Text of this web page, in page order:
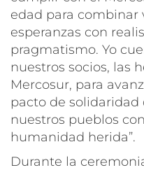
edad para combinar
esperanzas con
pragmatismo. Yo
nuestros socios, las
Mercosur, para
pacto de solidaridad
nuestros pueblos
humanidad herida”.
Durante la